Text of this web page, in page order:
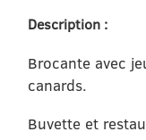
Description :
Brocante avec
canards.
Buvette et